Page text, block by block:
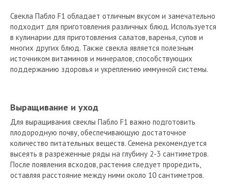
Свекла Пабло F1 обладает отличным вкусом и замечательно
подходит для приготовления различных блюд. Используется
в кулинарии для приготовления салатов, варенья, супов и
многих других блюд. Также свекла является полезным
источником витаминов и минералов, способствующих
поддержанию здоровья и укреплению иммунной системы.
Выращивание и уход
Для выращивания свеклы Пабло F1 важно подготовить
плодородную почву, обеспечивающую достаточное
количество питательных веществ. Семена рекомендуется
высеять в разреженные ряды на глубину 2-3 сантиметров.
После появления всходов, растения следует проредить,
оставляя расстояние между ними около 10 сантиметров.